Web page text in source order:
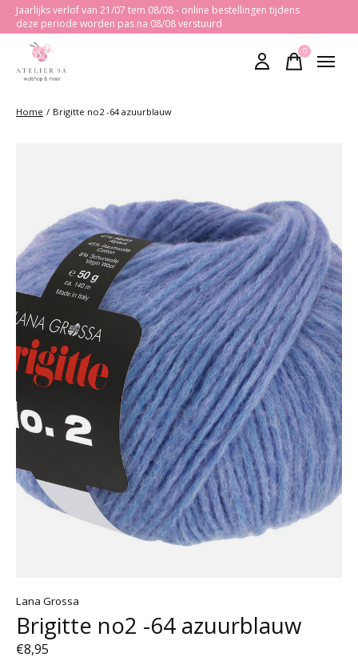
Jaarlijks verlof van 21/07 tem 08/08 - online bestellingen tijdens
deze periode worden pas na 08/08 verstuurd
0items
Home / Brigitte no2 -64 azuurblauw
Lana Grossa
Brigitte no2 -64 azuurblauw
€8,95